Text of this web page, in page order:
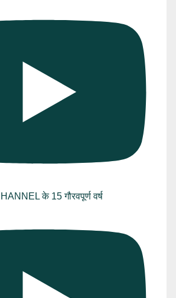
के 15 गौरवपूर्ण वर्ष